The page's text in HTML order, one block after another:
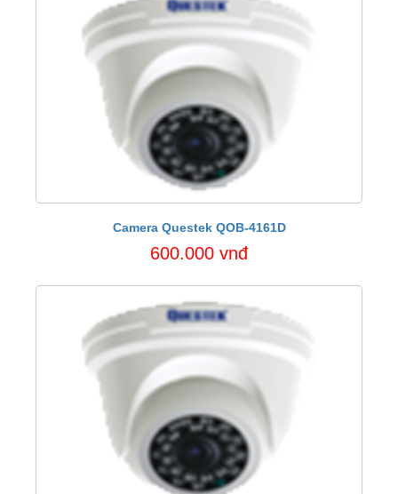
Camera Questek QOB-4161D
600.000 vnđ